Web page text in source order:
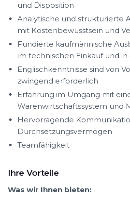
und Disposition
Analytische und strukturierte
mit Kostenbewusstsein und
Fundierte kaufmännische
im technischen Einkauf und in
Englischkenntnisse sind von
zwingend erforderlich
Erfahrung im Umgang mit
Warenwirtschaftssystem und
Hervorragende
Durchsetzungsvermögen
Teamfähigkeit
Ihre Vorteile
Was wir Ihnen bieten: